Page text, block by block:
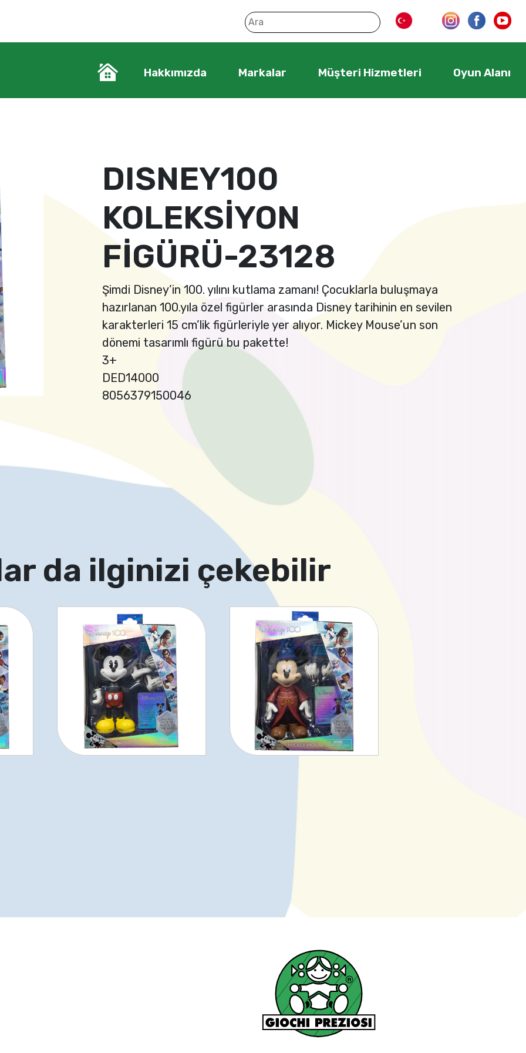
Hakkımızda Markalar Müşteri Hizmetleri Oyun Alanı
DISNEY100
KOLEKSİYON
FİGÜRÜ-23128
Şimdi Disney’in 100. yılını kutlama zamanı! Çocuklarla buluşmaya
hazırlanan 100.yıla özel figürler arasında Disney tarihinin en sevilen
karakterleri 15 cm’lik figürleriyle yer alıyor. Mickey Mouse’un son
dönemi tasarımlı figürü bu pakette!
3+
DED14000
8056379150046
da ilginizi çekebilir